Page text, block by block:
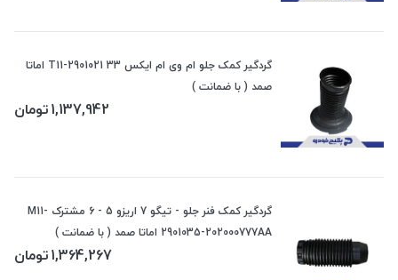
گردگیر کمک جلو ام وی ام ایکس 33 T11-2901021 اماتا
صمد ( با ضمانت )
1,137,942تومان
گردگیر کمک فنر جلو - تیگو 7 اریزو 5 - 6 مشترک M11-
2901035-202000777AA اماتا صمد ( با ضمانت )
1,364,267تومان